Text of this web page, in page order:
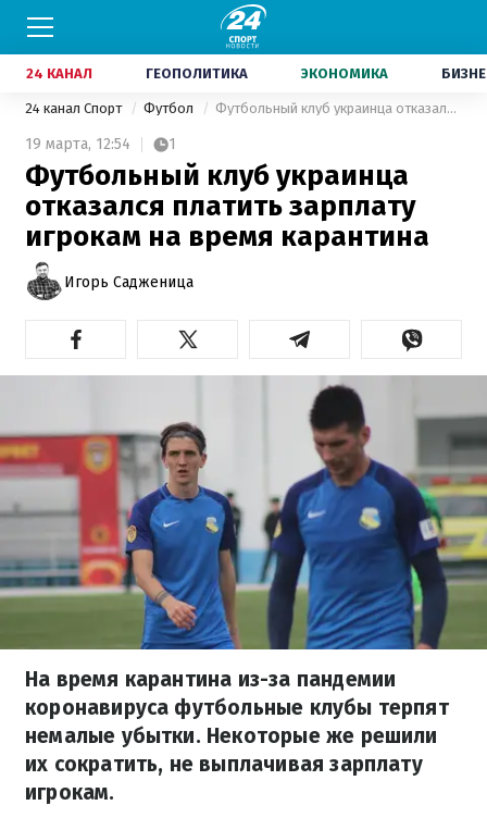
24 КАНАЛ ГЕОПОЛИТИКА ЭКОНОМИКА
24 канал Спорт Футбол Футбольный клуб украинца отказался платить зарплату игрокам на время карантина
19 марта, 12:54 1
Футбольный клуб украинца
отказался платить зарплату
игрокам на время карантина
Игорь Садженица
На время карантина из-за пандемии
коронавируса футбольные клубы терпят
немалые убытки. Некоторые же решили
их сократить, не выплачивая зарплату
игрокам.